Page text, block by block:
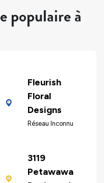
populaire à
Fleurish
Floral
Designs
Réseau Inconnu
3119
Petawawa